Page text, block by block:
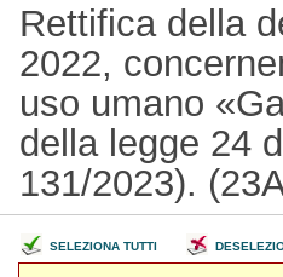
Rettifica della
2022,
uso umano
della legge 24
131/2023).
SELEZIONA TUTTI